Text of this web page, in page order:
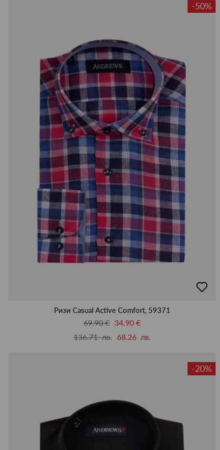
-50%
в
Ризи Casual Active Comfort, 59371
69.90 € 34.90 €
136.71 лв.
68.26 лв.
-20%